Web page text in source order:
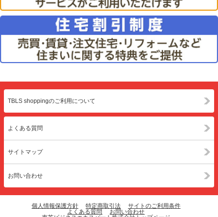
TBLS shoppingのご利用について
よくある質問
サイトマップ
お問い合わせ
個人情報保護方針 特定商取引法
サイトのご利用条件
よくある質問
お問い合わせ